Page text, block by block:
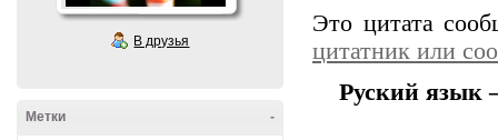
В друзья
-
Метки
Это цитата
цитатник или
Руский язык